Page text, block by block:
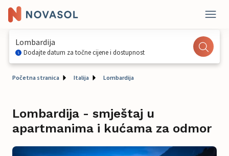
Lombardija
Dodajte datum za točne cijene i dostupnost
Početna stranica Italija Lombardija
Lombardija - smještaj u
apartmanima i kućama za odmor